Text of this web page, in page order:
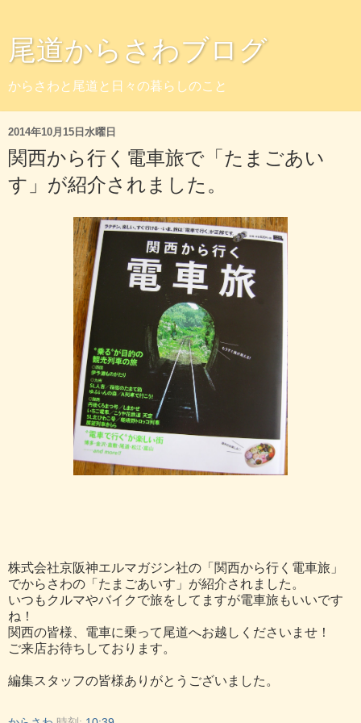
尾道からさわブログ
からさわと尾道と日々の暮らしのこと
2014年10月15日水曜日
関西から行く電車旅で「たまごあい
す」が紹介されました。
株式会社京阪神エルマガジン社の「関西から行く電車旅」
でからさわの「たまごあいす」が紹介されました。
いつもクルマやバイクで旅をしてますが電車旅もいいです
ね！
関西の皆様、電車に乗って尾道へお越しくださいませ！
ご来店お待ちしております。
編集スタッフの皆様ありがとうございました。